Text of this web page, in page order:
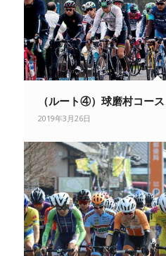
（ルート④）球磨村コース
2019年3月26日